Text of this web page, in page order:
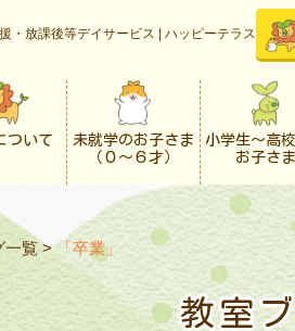
・放課後等デイサービス | ハッピーテラス
ついて
未就学のお子さま
（０〜６才）
小学生〜高
お子さま
一覧>「卒業」
教室